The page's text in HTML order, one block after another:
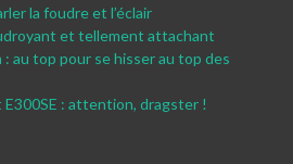
la foudre et l’éclair
et tellement attachant
: au top pour se hisser au top des
E300SE : attention, dragster !